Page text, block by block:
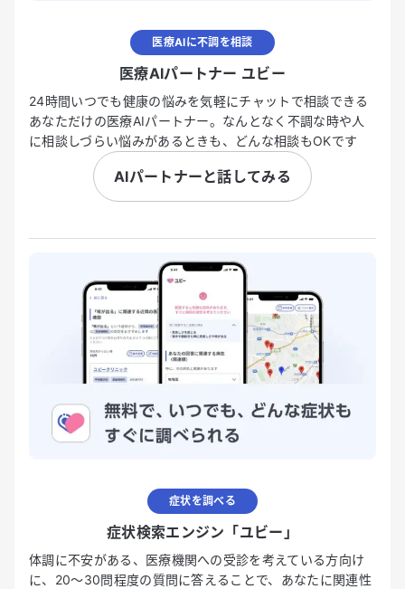
医療AIに不調を相談
医療AIパートナー ユビー
24時間いつでも健康の悩みを気軽にチャットで相談できる
あなただけの医療AIパートナー。なんとなく不調な時や人
に相談しづらい悩みがあるときも、どんな相談もOKです
AIパートナーと話してみる
症状を調べる
症状検索エンジン「ユビー」
体調に不安がある、医療機関への受診を考えている方向け
に、20〜30問程度の質問に答えることで、あなたに関連性